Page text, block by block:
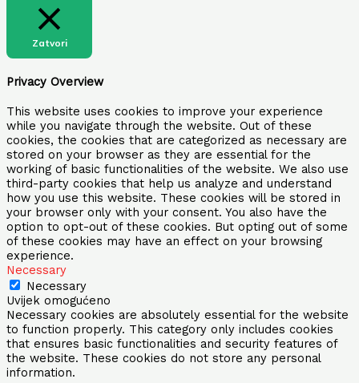
Zatvori
Privacy Overview
This website uses cookies to improve your experience
while you navigate through the website. Out of these
cookies, the cookies that are categorized as necessary are
stored on your browser as they are essential for the
working of basic functionalities of the website. We also use
third-party cookies that help us analyze and understand
how you use this website. These cookies will be stored in
your browser only with your consent. You also have the
option to opt-out of these cookies. But opting out of some
of these cookies may have an effect on your browsing
experience.
Necessary
Necessary
Uvijek omogućeno
Necessary cookies are absolutely essential for the website
to function properly. This category only includes cookies
that ensures basic functionalities and security features of
the website. These cookies do not store any personal
information.